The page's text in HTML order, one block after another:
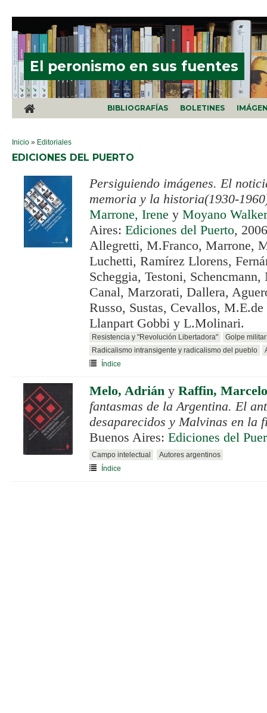
El peronismo en sus fuentes
BIBLIOGRAFÍAS BOLETINES
SE ENCUENTRA USTED AQUÍ
Inicio » Editoriales
EDICIONES DEL PUERTO
Persiguiendo imágenes. El
memoria y la historia(1930-
Marrone, Irene y Moyano
Aires: Ediciones del Puerto,
Allegretti, M.Franco, Marrone,
Luchetti, Ramírez Llorens,
Scheggia, Testoni,
Canal, Marzorati, Dallera,
Russo, Sustas, Cevallos,
Llanpart Gobbi y L.Molinari.
Resistencia y "Revolución Libertadora"
Golpe
Radicalismo intransigente y radicalismo del pueblo
Índice
Melo, Adrián y Raffin, Marcelo
fantasmas de la Argentina. El
desaparecidos y Malvinas en la
Buenos Aires: Ediciones del
Campo intelectual
Autores argentinos
Índice